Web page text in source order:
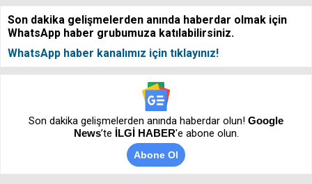
Son dakika gelişmelerden anında haberdar olmak için
WhatsApp haber grubumuza katılabilirsiniz.
WhatsApp haber kanalımız için tıklayınız!
Son dakika gelişmelerden anında haberdar olun! Google
News’te İLGİ HABER'e abone olun.
Abone Ol